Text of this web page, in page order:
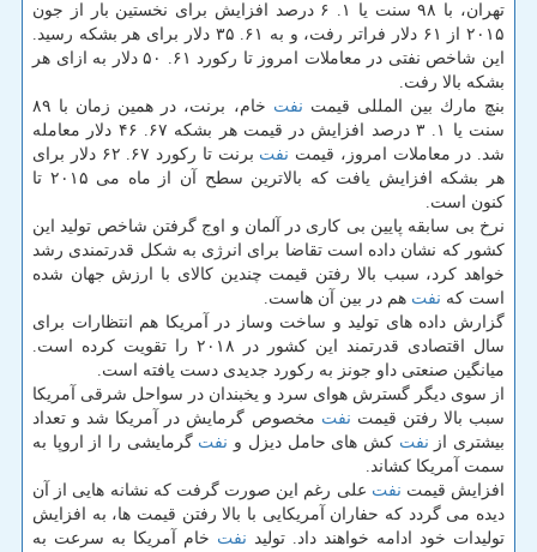
تهران، با ۹۸ سنت یا ۱. ۶ درصد افزایش برای نخستین بار از جون
۲۰۱۵ از ۶۱ دلار فراتر رفت، و به ۶۱. ۳۵ دلار برای هر بشكه رسید.
این شاخص نفتی در معاملات امروز تا ركورد ۶۱. ۵۰ دلار به ازای هر
بشكه بالا رفت.
بنچ مارك بین المللی قیمت نفت
خام، برنت، در همین زمان با ۸۹
سنت یا ۱. ۳ درصد افزایش در قیمت هر بشكه ۶۷. ۴۶ دلار معامله
شد. در معاملات امروز، قیمت نفت
برنت تا ركورد ۶۷. ۶۲ دلار برای
هر بشكه افزایش یافت كه بالاترین سطح آن از ماه می ۲۰۱۵ تا
كنون است.
نرخ بی سابقه پایین بی كاری در آلمان و اوج گرفتن شاخص تولید این
كشور كه نشان داده است تقاضا برای انرژی به شكل قدرتمندی رشد
خواهد كرد، سبب بالا رفتن قیمت چندین كالای با ارزش جهان شده
است كه نفت هم در بین آن هاست.
گزارش داده های تولید و ساخت وساز در آمریكا هم انتظارات برای
سال اقتصادی قدرتمند این كشور در ۲۰۱۸ را تقویت كرده است.
میانگین صنعتی داو جونز به ركورد جدیدی دست یافته است.
از سوی دیگر گسترش هوای سرد و یخبندان در سواحل شرقی آمریكا
سبب بالا رفتن قیمت نفت مخصوص گرمایش در آمریكا شد و تعداد
بیشتری از نفت كش های حامل دیزل و نفت گرمایشی را از اروپا به
سمت آمریكا كشاند.
افزایش قیمت نفت علی رغم این صورت گرفت كه نشانه هایی از آن
دیده می گردد كه حفاران آمریكایی با بالا رفتن قیمت ها، به افزایش
تولیدات خود ادامه خواهند داد. تولید نفت خام آمریكا به سرعت به